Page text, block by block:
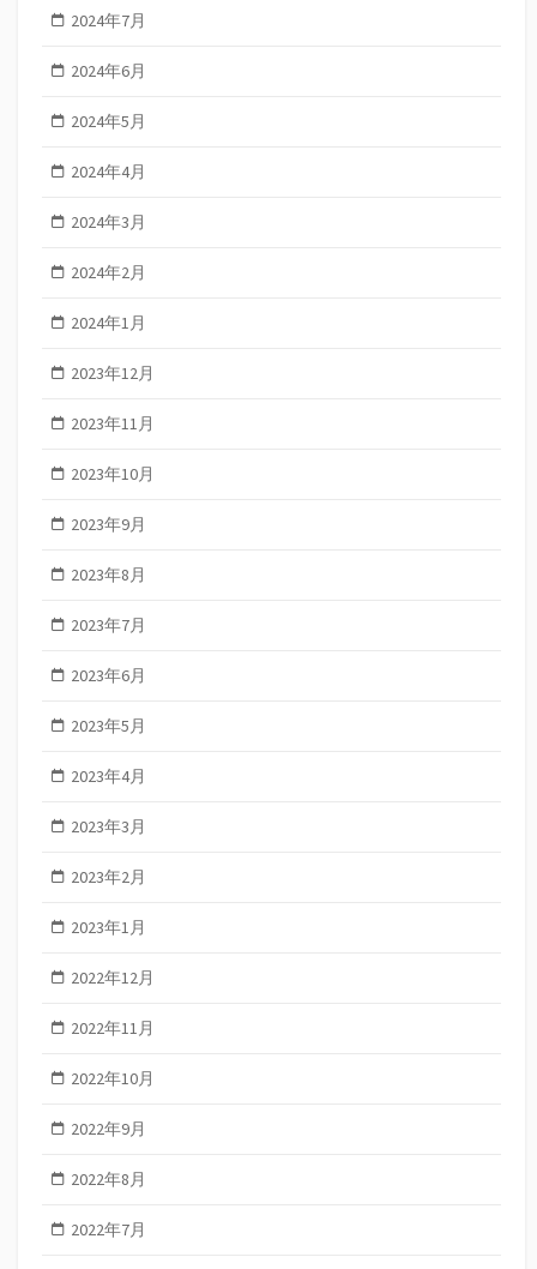
2024年7月
2024年6月
2024年5月
2024年4月
2024年3月
2024年2月
2024年1月
2023年12月
2023年11月
2023年10月
2023年9月
2023年8月
2023年7月
2023年6月
2023年5月
2023年4月
2023年3月
2023年2月
2023年1月
2022年12月
2022年11月
2022年10月
2022年9月
2022年8月
2022年7月